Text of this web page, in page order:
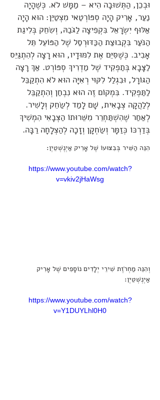
וּבְכֵן, הַתְּשׁוּבָה הִיא – מַמָּשׁ לֹא. כְּשֶׁהָיָה
נַעַר, אָרִיק הָיָה סְפּוֹרְטַאי מִצְטַיֵּן: הוּא הָיָה
אַלּוּף יִשְׂרָאֵל בִּקְפִיצָה לַגֹּבַהּ, וְשִׂחֵק בְּלִיגַת
הַנֹּעַר בִּקְבוּצַת הַכַּדּוּרְסַל שֶׁל הַפּוֹעֵל תֵּל
אָבִיב. כְּשֶׁסִּיֵּם אֶת לִמּוּדָיו, הוּא רָצָה לְהִתְגַּיֵּס
לַצָּבָא בְּתַפְקִיד שֶׁל מַדְרִיךְ סְפּוֹרְט. אַךְ רָצָה
הַגּוֹרָל, וּבִגְלַל לִקּוּי רְאִיָּה הוּא לֹא הִתְקַבֵּל
לַתַּפְקִיד. בִּמְקוֹם זֶה הוּא נִבְחַן וְהִתְקַבֵּל
לְלַהֲקָה צְבָאִית, שָׁם לָמַד לְשַׂחֵק וְלָשִׁיר.
לְאַחַר שֶׁהִשְׁתַּחְרֵר מִשֵּׁרוּתוֹ הַצְּבָאִי הִמְשִׁיךְ
בְּדַרְכּוֹ כְּזַמָּר וְשַׂחְקָן וְזָכָה לְהַצְלָחָה רַבָּה.
הִנֵּה הַשִּׁיר בְּבִצּוּעוֹ שֶׁל אָרִיק אַיְנְשְׁטֵיְן:
https://www.youtube.com/watch?
v=vkiv2jHaWsg
וְהִנֵּה מַחְרֹזֶת שִׁירֵי יְלָדִים נוֹסָפִים שֶׁל אָרִיק
אַיְנְשְׁטֵיְן:
https://www.youtube.com/watch?
v=Y1DUYLhl0H0